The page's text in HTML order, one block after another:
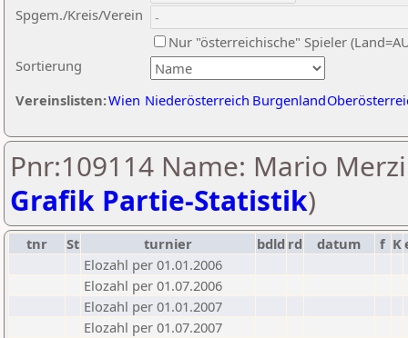
Sortierung
Spgem./Kreis/Verein
Nur "österreichische" Spieler
Vereinslisten:Wien Niederösterreich Burgenland
Pnr:109114 Name: Mario
Grafik Partie-Statistik)
tnr St turnier bdld rd datum f K
Elozahl per 01.01.2006
Elozahl per 01.07.2006
Elozahl per 01.01.2007
Elozahl per 01.07.2007